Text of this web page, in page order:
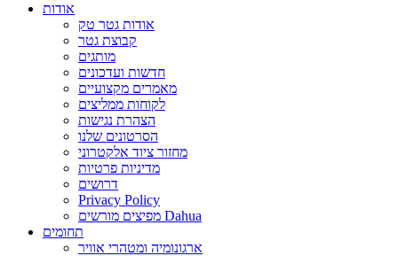
אודות
אודות גטר טק
קבוצת גטר
מותגים
חדשות ועדכונים
מאמרים מקצועיים
לקוחות ממליצים
הצהרת נגישות
הסרטונים שלנו
מחזור ציוד אלקטרוני
מדיניות פרטיות
דרושים
Privacy Policy
מפיצים מורשים Dahua
תחומים
ארגונומיה ומטהרי אוויר